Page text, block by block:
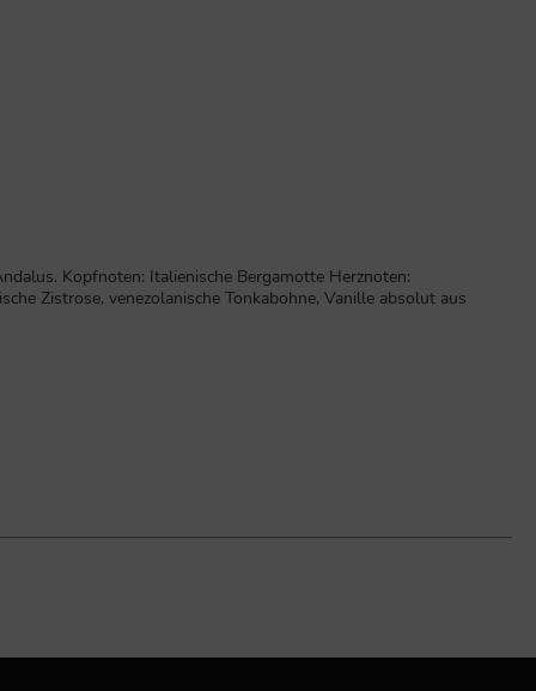
Kopfnoten: Italienische Bergamotte Herznoten:
Zistrose, venezolanische Tonkabohne, Vanille absolut aus